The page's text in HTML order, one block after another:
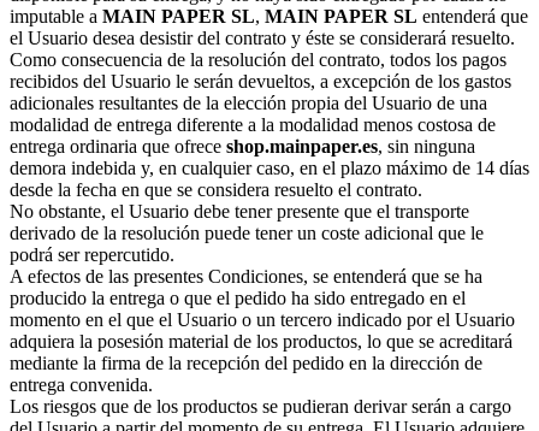
imputable a MAIN PAPER SL, MAIN PAPER SL entenderá que
el Usuario desea desistir del contrato y éste se considerará resuelto.
Como consecuencia de la resolución del contrato, todos los pagos
recibidos del Usuario le serán devueltos, a excepción de los gastos
adicionales resultantes de la elección propia del Usuario de una
modalidad de entrega diferente a la modalidad menos costosa de
entrega ordinaria que ofrece shop.mainpaper.es, sin ninguna
demora indebida y, en cualquier caso, en el plazo máximo de 14 días
desde la fecha en que se considera resuelto el contrato.
No obstante, el Usuario debe tener presente que el transporte
derivado de la resolución puede tener un coste adicional que le
podrá ser repercutido.
A efectos de las presentes Condiciones, se entenderá que se ha
producido la entrega o que el pedido ha sido entregado en el
momento en el que el Usuario o un tercero indicado por el Usuario
adquiera la posesión material de los productos, lo que se acreditará
mediante la firma de la recepción del pedido en la dirección de
entrega convenida.
Los riesgos que de los productos se pudieran derivar serán a cargo